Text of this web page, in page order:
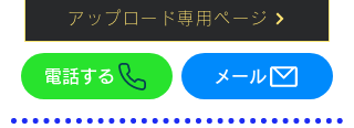
アップロード専用ページ
電話する メール